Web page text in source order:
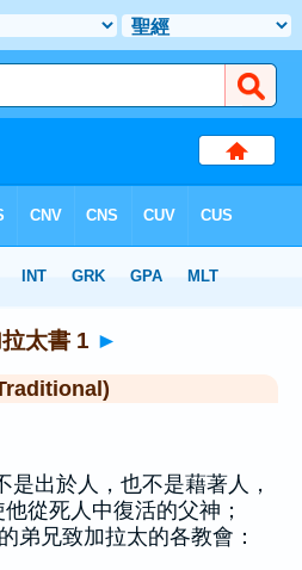
太書 1 ►
是出於人，也不是藉著人，
從死人中復活的父神；
弟兄致加拉太的各教會：